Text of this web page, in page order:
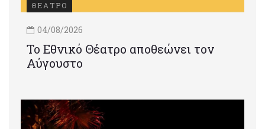
ΘΕΑΤΡΟ
04/08/2026
Το Εθνικό Θέατρο αποθεώνει τον
Αύγουστο